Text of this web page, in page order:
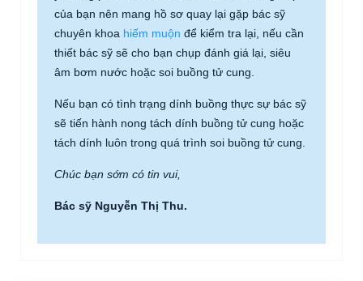
của bạn nên mang hồ sơ quay lại gặp bác sỹ
chuyên khoa hiếm muộn để kiểm tra lại, nếu cần
thiết bác sỹ sẽ cho bạn chụp đánh giá lại, siêu
âm bơm nước hoặc soi buồng tử cung.
Nếu bạn có tình trạng dính buồng thực sự bác sỹ
sẽ tiến hành nong tách dính buồng tử cung hoặc
tách dính luôn trong quá trình soi buồng tử cung.
Chúc bạn sớm có tin vui,
Bác sỹ Nguyễn Thị Thu.